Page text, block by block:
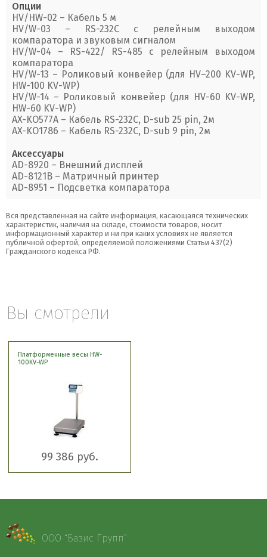
Опции
HV/HW-02 – Кабель 5 м
HV/W-03 – RS-232C с релейным выходом
компаратора и звуковым сигналом
HV/W-04 – RS-422/ RS-485 с релейным выходом
компаратора
HV/W-13 – Роликовый конвейер (для HV–200 KV-WP,
HW-100 KV-WP)
HV/W-14 – Роликовый конвейер (для HV-60 KV-WP,
HW-60 KV-WP)
AX-KO577A – Кабель RS-232C, D-sub 25 pin, 2м
AX-KO1786 – Кабель RS-232C, D-sub 9 pin, 2м
Аксессуары
AD-8920 – Внешний дисплей
AD-8121В – Матричный принтер
AD-8951 – Подсветка компаратора
Вся представленная на сайте информация, касающаяся технических
характеристик, наличия на складе, стоимости товаров, носит
информационный характер и ни при каких условиях не является
публичной офертой, определяемой положениями Статьи 437(2)
Гражданского кодекса РФ.
Вы смотрели
Платформенные весы HW-
100KV-WP
99 386 руб.
ООО “Базис Групп”